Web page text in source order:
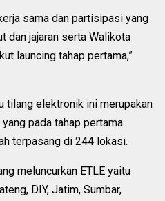
sama dan partisipasi yang
dan jajaran serta Walikota
launcing tahap pertama,”
tilang elektronik ini merupakan
pada tahap pertama
terpasang di 244 lokasi.
meluncurkan ETLE yaitu
DIY, Jatim, Sumbar,